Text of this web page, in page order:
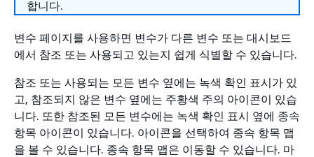
합니다.
변수 페이지를 사용하면 변수가 다른 변수 또는 대시보드
에서 참조 또는 사용되고 있는지 쉽게 식별할 수 있습니다.
참조 또는 사용되는 모든 변수 옆에는 녹색 확인 표시가 있
고, 참조되지 않은 변수 옆에는 주황색 주의 아이콘이 있습
니다. 또한 참조된 모든 변수에는 녹색 확인 표시 옆에 종속
항목 아이콘이 있습니다. 아이콘을 선택하여 종속 항목 맵
을 볼 수 있습니다. 종속 항목 맵은 이동할 수 있습니다. 마